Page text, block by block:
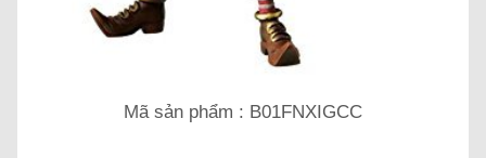
Mã sản phẩm : B01FNXIGCC